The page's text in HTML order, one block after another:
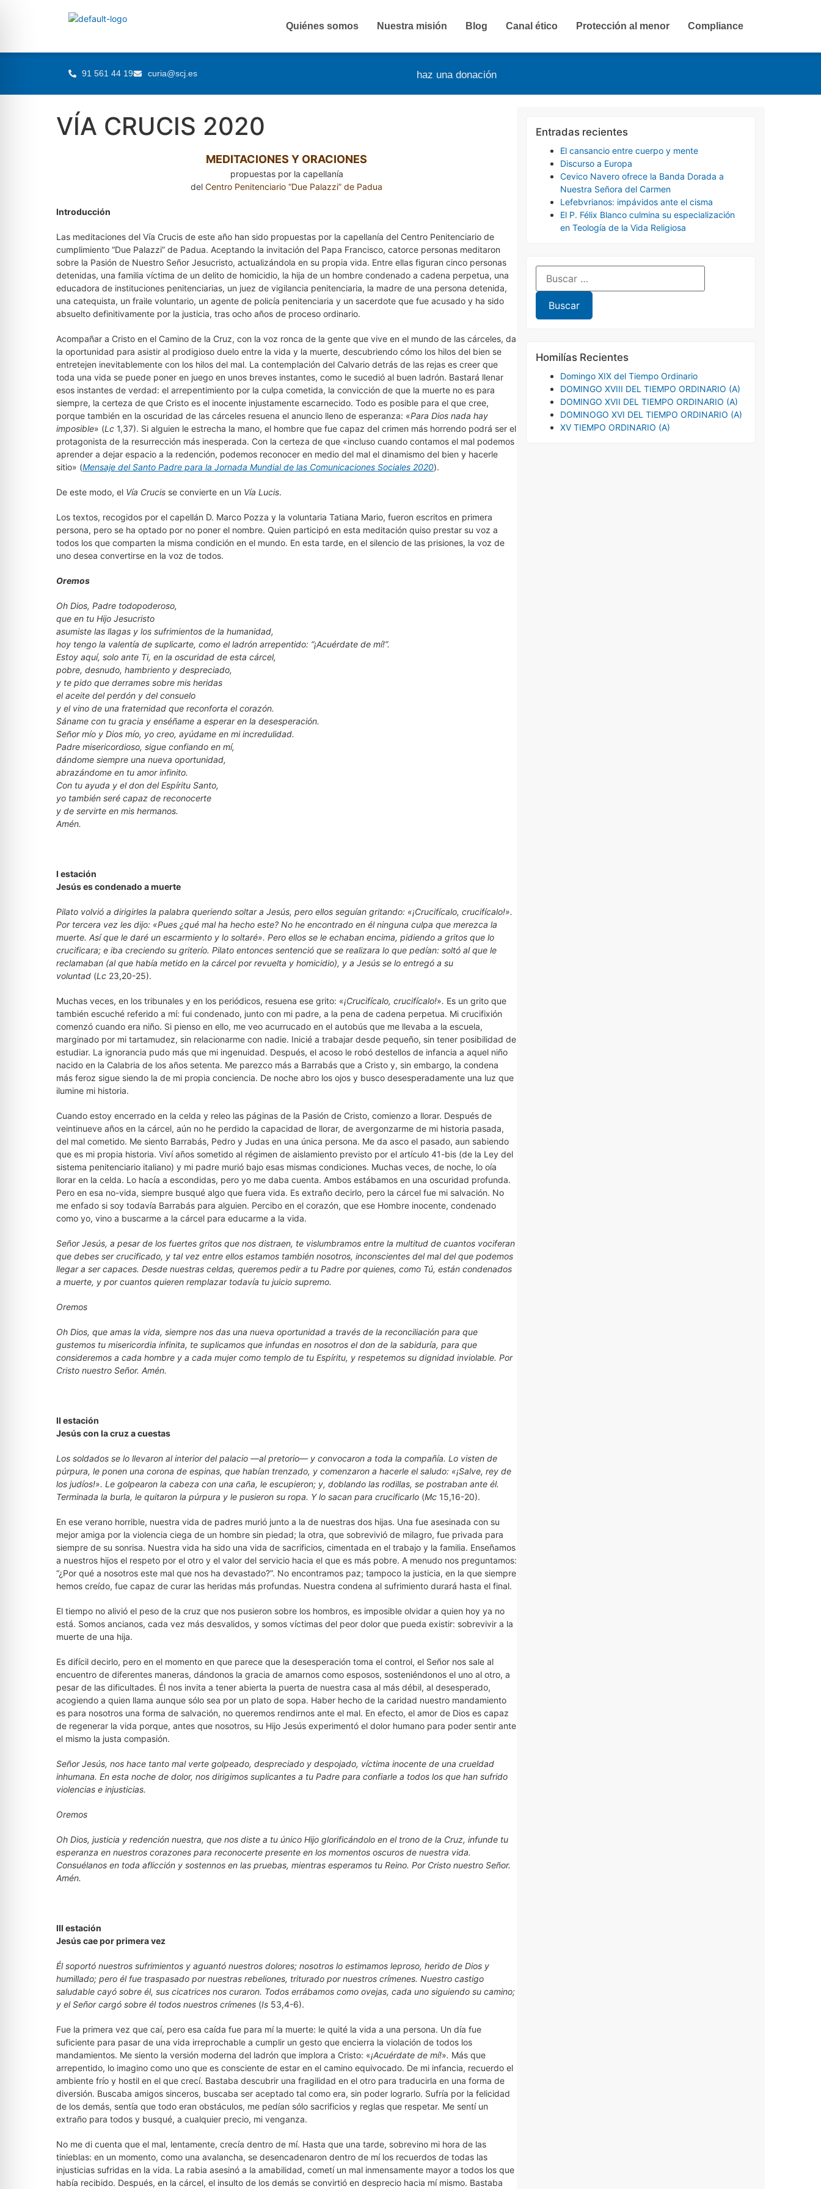
91 561 44 19 curia@scj.es haz una donación
Quiénes somos Nuestra misión Blog Canal ético Protección al menor Compliance
VÍA CRUCIS 2020
MEDITACIONES Y ORACIONES
propuestas por la capellanía
del Centro Penitenciario “Due Palazzi” de Padua
Introducción
Las meditaciones del Vía Crucis de este año han sido propuestas por la capellanía del Centro Penitenciario de
cumplimiento “Due Palazzi” de Padua. Aceptando la invitación del Papa Francisco, catorce personas meditaron
sobre la Pasión de Nuestro Señor Jesucristo, actualizándola en su propia vida. Entre ellas figuran cinco personas
detenidas, una familia víctima de un delito de homicidio, la hija de un hombre condenado a cadena perpetua, una
educadora de instituciones penitenciarias, un juez de vigilancia penitenciaria, la madre de una persona detenida,
una catequista, un fraile voluntario, un agente de policía penitenciaria y un sacerdote que fue acusado y ha sido
absuelto definitivamente por la justicia, tras ocho años de proceso ordinario.
Acompañar a Cristo en el Camino de la Cruz, con la voz ronca de la gente que vive en el mundo de las cárceles, da
la oportunidad para asistir al prodigioso duelo entre la vida y la muerte, descubriendo cómo los hilos del bien se
entretejen inevitablemente con los hilos del mal. La contemplación del Calvario detrás de las rejas es creer que
toda una vida se puede poner en juego en unos breves instantes, como le sucedió al buen ladrón. Bastará llenar
esos instantes de verdad: el arrepentimiento por la culpa cometida, la convicción de que la muerte no es para
siempre, la certeza de que Cristo es el inocente injustamente escarnecido. Todo es posible para el que cree,
porque también en la oscuridad de las cárceles resuena el anuncio lleno de esperanza: «Para Dios nada hay
imposible» (Lc 1,37). Si alguien le estrecha la mano, el hombre que fue capaz del crimen más horrendo podrá ser el
protagonista de la resurrección más inesperada. Con la certeza de que «incluso cuando contamos el mal podemos
aprender a dejar espacio a la redención, podemos reconocer en medio del mal el dinamismo del bien y hacerle
sitio» (Mensaje del Santo Padre para la Jornada Mundial de las Comunicaciones Sociales 2020).
De este modo, el Vía Crucis se convierte en un Vía Lucis.
Los textos, recogidos por el capellán D. Marco Pozza y la voluntaria Tatiana Mario, fueron escritos en primera
persona, pero se ha optado por no poner el nombre. Quien participó en esta meditación quiso prestar su voz a
todos los que comparten la misma condición en el mundo. En esta tarde, en el silencio de las prisiones, la voz de
uno desea convertirse en la voz de todos.
Oremos
Oh Dios, Padre todopoderoso,
que en tu Hijo Jesucristo
asumiste las llagas y los sufrimientos de la humanidad,
hoy tengo la valentía de suplicarte, como el ladrón arrepentido: “¡Acuérdate de mí!”.
Estoy aquí, solo ante Ti, en la oscuridad de esta cárcel,
pobre, desnudo, hambriento y despreciado,
y te pido que derrames sobre mis heridas
el aceite del perdón y del consuelo
y el vino de una fraternidad que reconforta el corazón.
Sáname con tu gracia y enséñame a esperar en la desesperación.
Señor mío y Dios mío, yo creo, ayúdame en mi incredulidad.
Padre misericordioso, sigue confiando en mí,
dándome siempre una nueva oportunidad,
abrazándome en tu amor infinito.
Con tu ayuda y el don del Espíritu Santo,
yo también seré capaz de reconocerte
y de servirte en mis hermanos.
Amén.
I estación
Jesús es condenado a muerte
Pilato volvió a dirigirles la palabra queriendo soltar a Jesús, pero ellos seguían gritando: «¡Crucifícalo, crucifícalo!».
Por tercera vez les dijo: «Pues ¿qué mal ha hecho este? No he encontrado en él ninguna culpa que merezca la
muerte. Así que le daré un escarmiento y lo soltaré». Pero ellos se le echaban encima, pidiendo a gritos que lo
crucificara; e iba creciendo su griterío. Pilato entonces sentenció que se realizara lo que pedían: soltó al que le
reclamaban (al que había metido en la cárcel por revuelta y homicidio), y a Jesús se lo entregó a su
voluntad (Lc 23,20-25).
Muchas veces, en los tribunales y en los periódicos, resuena ese grito: «¡Crucifícalo, crucifícalo!». Es un grito que
también escuché referido a mí: fui condenado, junto con mi padre, a la pena de cadena perpetua. Mi crucifixión
comenzó cuando era niño. Si pienso en ello, me veo acurrucado en el autobús que me llevaba a la escuela,
marginado por mi tartamudez, sin relacionarme con nadie. Inicié a trabajar desde pequeño, sin tener posibilidad de
estudiar. La ignorancia pudo más que mi ingenuidad. Después, el acoso le robó destellos de infancia a aquel niño
nacido en la Calabria de los años setenta. Me parezco más a Barrabás que a Cristo y, sin embargo, la condena
más feroz sigue siendo la de mi propia conciencia. De noche abro los ojos y busco desesperadamente una luz que
ilumine mi historia.
Cuando estoy encerrado en la celda y releo las páginas de la Pasión de Cristo, comienzo a llorar. Después de
veintinueve años en la cárcel, aún no he perdido la capacidad de llorar, de avergonzarme de mi historia pasada,
del mal cometido. Me siento Barrabás, Pedro y Judas en una única persona. Me da asco el pasado, aun sabiendo
que es mi propia historia. Viví años sometido al régimen de aislamiento previsto por el artículo 41-bis (de la Ley del
sistema penitenciario italiano) y mi padre murió bajo esas mismas condiciones. Muchas veces, de noche, lo oía
llorar en la celda. Lo hacía a escondidas, pero yo me daba cuenta. Ambos estábamos en una oscuridad profunda.
Pero en esa no-vida, siempre busqué algo que fuera vida. Es extraño decirlo, pero la cárcel fue mi salvación. No
me enfado si soy todavía Barrabás para alguien. Percibo en el corazón, que ese Hombre inocente, condenado
como yo, vino a buscarme a la cárcel para educarme a la vida.
Señor Jesús, a pesar de los fuertes gritos que nos distraen, te vislumbramos entre la multitud de cuantos vociferan
que debes ser crucificado, y tal vez entre ellos estamos también nosotros, inconscientes del mal del que podemos
llegar a ser capaces. Desde nuestras celdas, queremos pedir a tu Padre por quienes, como Tú, están condenados
a muerte, y por cuantos quieren remplazar todavía tu juicio supremo.
Oremos
Oh Dios, que amas la vida, siempre nos das una nueva oportunidad a través de la reconciliación para que
gustemos tu misericordia infinita, te suplicamos que infundas en nosotros el don de la sabiduría, para que
consideremos a cada hombre y a cada mujer como templo de tu Espíritu, y respetemos su dignidad inviolable. Por
Cristo nuestro Señor. Amén.
II estación
Jesús con la cruz a cuestas
Los soldados se lo llevaron al interior del palacio —al pretorio— y convocaron a toda la compañía. Lo visten de
púrpura, le ponen una corona de espinas, que habían trenzado, y comenzaron a hacerle el saludo: «¡Salve, rey de
los judíos!». Le golpearon la cabeza con una caña, le escupieron; y, doblando las rodillas, se postraban ante él.
Terminada la burla, le quitaron la púrpura y le pusieron su ropa. Y lo sacan para crucificarlo (Mc 15,16-20).
En ese verano horrible, nuestra vida de padres murió junto a la de nuestras dos hijas. Una fue asesinada con su
mejor amiga por la violencia ciega de un hombre sin piedad; la otra, que sobrevivió de milagro, fue privada para
siempre de su sonrisa. Nuestra vida ha sido una vida de sacrificios, cimentada en el trabajo y la familia. Enseñamos
a nuestros hijos el respeto por el otro y el valor del servicio hacia el que es más pobre. A menudo nos preguntamos:
“¿Por qué a nosotros este mal que nos ha devastado?”. No encontramos paz; tampoco la justicia, en la que siempre
hemos creído, fue capaz de curar las heridas más profundas. Nuestra condena al sufrimiento durará hasta el final.
El tiempo no alivió el peso de la cruz que nos pusieron sobre los hombros, es imposible olvidar a quien hoy ya no
está. Somos ancianos, cada vez más desvalidos, y somos víctimas del peor dolor que pueda existir: sobrevivir a la
muerte de una hija.
Es difícil decirlo, pero en el momento en que parece que la desesperación toma el control, el Señor nos sale al
encuentro de diferentes maneras, dándonos la gracia de amarnos como esposos, sosteniéndonos el uno al otro, a
pesar de las dificultades. Él nos invita a tener abierta la puerta de nuestra casa al más débil, al desesperado,
acogiendo a quien llama aunque sólo sea por un plato de sopa. Haber hecho de la caridad nuestro mandamiento
es para nosotros una forma de salvación, no queremos rendirnos ante el mal. En efecto, el amor de Dios es capaz
de regenerar la vida porque, antes que nosotros, su Hijo Jesús experimentó el dolor humano para poder sentir ante
el mismo la justa compasión.
Señor Jesús, nos hace tanto mal verte golpeado, despreciado y despojado, víctima inocente de una crueldad
inhumana. En esta noche de dolor, nos dirigimos suplicantes a tu Padre para confiarle a todos los que han sufrido
violencias e injusticias.
Oremos
Oh Dios, justicia y redención nuestra, que nos diste a tu único Hijo glorificándolo en el trono de la Cruz, infunde tu
esperanza en nuestros corazones para reconocerte presente en los momentos oscuros de nuestra vida.
Consuélanos en toda aflicción y sostennos en las pruebas, mientras esperamos tu Reino. Por Cristo nuestro Señor.
Amén.
III estación
Jesús cae por primera vez
Él soportó nuestros sufrimientos y aguantó nuestros dolores; nosotros lo estimamos leproso, herido de Dios y
humillado; pero él fue traspasado por nuestras rebeliones, triturado por nuestros crímenes. Nuestro castigo
saludable cayó sobre él, sus cicatrices nos curaron. Todos errábamos como ovejas, cada uno siguiendo su camino;
y el Señor cargó sobre él todos nuestros crímenes (Is 53,4-6).
Fue la primera vez que caí, pero esa caída fue para mí la muerte: le quité la vida a una persona. Un día fue
suficiente para pasar de una vida irreprochable a cumplir un gesto que encierra la violación de todos los
mandamientos. Me siento la versión moderna del ladrón que implora a Cristo: «¡Acuérdate de mí!». Más que
arrepentido, lo imagino como uno que es consciente de estar en el camino equivocado. De mi infancia, recuerdo el
ambiente frío y hostil en el que crecí. Bastaba descubrir una fragilidad en el otro para traducirla en una forma de
diversión. Buscaba amigos sinceros, buscaba ser aceptado tal como era, sin poder lograrlo. Sufría por la felicidad
de los demás, sentía que todo eran obstáculos, me pedían sólo sacrificios y reglas que respetar. Me sentí un
extraño para todos y busqué, a cualquier precio, mi venganza.
No me di cuenta que el mal, lentamente, crecía dentro de mí. Hasta que una tarde, sobrevino mi hora de las
tinieblas: en un momento, como una avalancha, se desencadenaron dentro de mí los recuerdos de todas las
injusticias sufridas en la vida. La rabia asesinó a la amabilidad, cometí un mal inmensamente mayor a todos los que
había recibido. Después, en la cárcel, el insulto de los demás se convirtió en desprecio hacia mí mismo. Bastaba
Entradas recientes
El cansancio entre cuerpo y mente
Discurso a Europa
Cevico Navero ofrece la Banda Dorada a
Nuestra Señora del Carmen
Lefebvrianos: impávidos ante el cisma
El P. Félix Blanco culmina su especialización
en Teología de la Vida Religiosa
Homilías Recientes
Domingo XIX del Tiempo Ordinario
DOMINGO XVIII DEL TIEMPO ORDINARIO (A)
DOMINGO XVII DEL TIEMPO ORDINARIO (A)
DOMINOGO XVI DEL TIEMPO ORDINARIO (A)
XV TIEMPO ORDINARIO (A)